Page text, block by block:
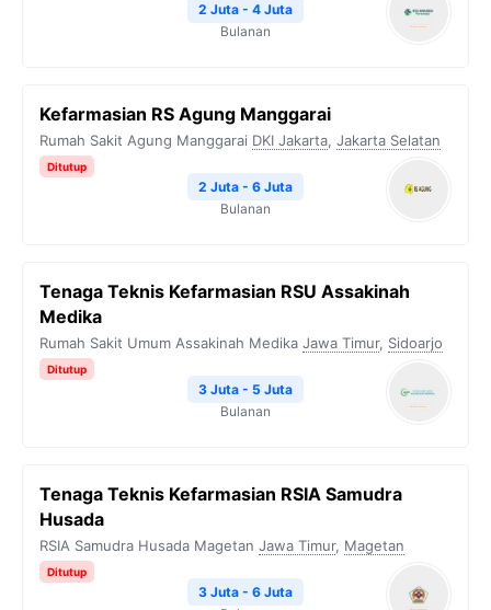
2 Juta - 4 Juta
Bulanan
Kefarmasian RS Agung Manggarai
Rumah Sakit Agung Manggarai DKI Jakarta, Jakarta Selatan
Ditutup
2 Juta - 6 Juta
Bulanan
Tenaga Teknis Kefarmasian RSU Assakinah
Medika
Rumah Sakit Umum Assakinah Medika Jawa Timur, Sidoarjo
Ditutup
3 Juta - 5 Juta
Bulanan
Tenaga Teknis Kefarmasian RSIA Samudra
Husada
RSIA Samudra Husada Magetan Jawa Timur, Magetan
Ditutup
3 Juta - 6 Juta